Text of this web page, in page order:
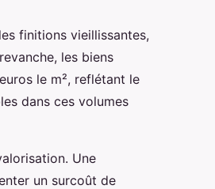
finitions vieillissantes,
les biens
le m², reflétant le
dans ces volumes
Une
un surcoût de